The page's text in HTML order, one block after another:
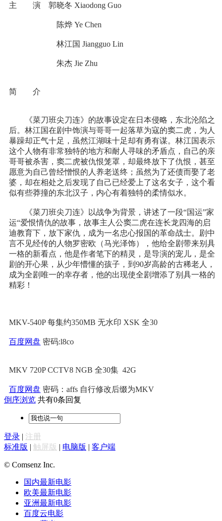
主 演 郭晓冬 Xiaodong Guo
陈烨 Ye Chen
林江国 Jiangguo Lin
朱杰 Jie Zhu
简 介
《菜刀班尖刀连》的故事设定在日本侵略，东北沦陷之
后。林江国在剧中饰演与哥哥一起落草为寇的窦二虎，为人
暴躁却正气十足，虽然江湖味十足却有勇有谋。林江国表示
这个人物有非常独特的地方和耐人寻味的矛盾点，自己的亲
哥哥被杀害，窦二虎被仇恨笼罩，却最终放下了仇恨，甚至
愿意为自己曾经憎恨的人养老送终；虽然为了还债而娶了老
婆，却在相处之后发现了自己已经爱上了这名女子，这个看
似有些莽撞的东北汉子，内心有着独特的柔情似水。
《菜刀班尖刀连》以战争为背景，讲述了一段“国运”家
运“爱恨情仇的故事，故事主人公窦二虎在连长龙四海的启
迪教育下，放下家仇，成为一名忠心报国的革命战士。剧中
言不见经传的人物罗密欧（马光泽饰），他给全剧带来别具
一格的新看点，他是作者笔下的精灵，是导演的宠儿，是全
剧的开心果，从少年懵懂的孩子，到90岁高龄的古稀老人，
成为全剧唯一的幸存者，他的出现使全剧增添了别具一格的
精彩！
MKV-540P 每集约350MB 无水印 XSK 全30
百度网盘 密码:l8co
MKV 720P CCTV8 NGB 全30集 42G
百度网盘 密码：affs 自行修改后缀为MKV
倒序浏览 共有0条回复
登录 | 注册
标准版 | 触屏版 | 电脑版 | 客户端
© Comsenz Inc.
国内最新电影
欧美最新电影
亚洲最新电影
百度云电影